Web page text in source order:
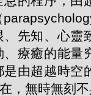
先知、心靈
療癒的能量
由超越時空
，無時無刻